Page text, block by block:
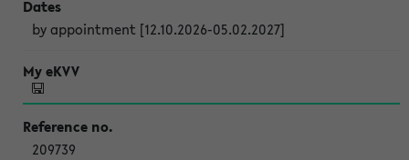
by appointment [12.10.2026-05.02.2027]
209739